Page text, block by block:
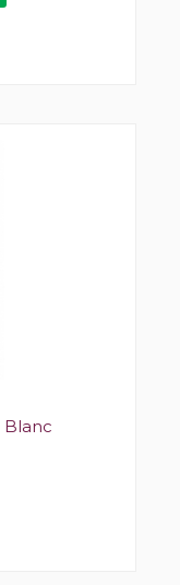
Blanc